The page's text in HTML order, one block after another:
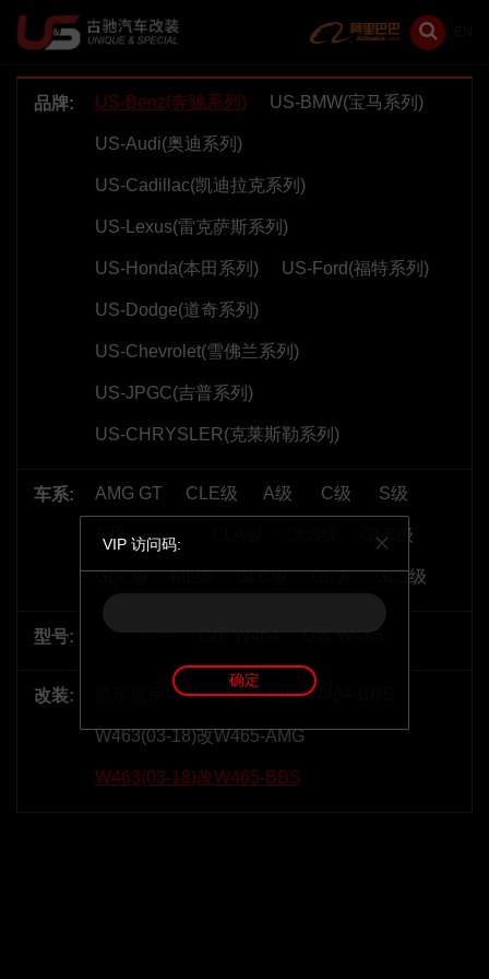
品牌: US-Benz(奔驰系列) US-BMW(宝马系列)
US-Audi(奥迪系列)
US-Cadillac(凯迪拉克系列)
US-Lexus(雷克萨斯系列)
US-Honda(本田系列) US-Ford(福特系列)
US-Dodge(道奇系列)
US-Chevrolet(雪佛兰系列)
US-JPGC(吉普系列)
US-CHRYSLER(克莱斯勒系列)
车系: AMG GT CLE级 A级 C级 S级
E级 G级 GLB级
GLC级 ML级 GLE级 GL级 GLS级
型号: G级 W463 G级 W464 G级 W465
改装: W463(03-18)改W464-BBS
W463(03-18)改W465-AMG
W463(03-18)改W465-BBS
VIP 访问码:
确定